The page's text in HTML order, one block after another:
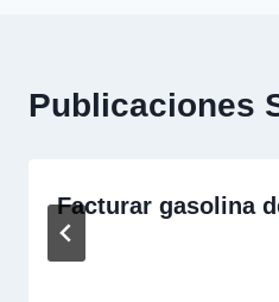
Publicaciones
Facturar gasolina